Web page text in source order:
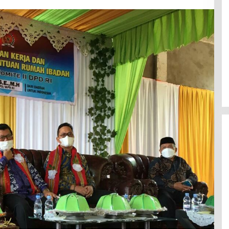
Jerat Modal dan Jeritan
Pedagang Ikan TPI Kasiwa Mamuju
Saat Harga Melonjak